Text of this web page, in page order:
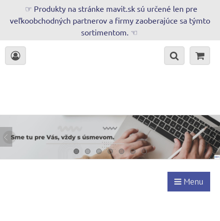
☞ Produkty na stránke mavit.sk sú určené len pre
veľkoobchodných partnerov a firmy zaoberajúce sa týmto
sortimentom. ☜
Menu